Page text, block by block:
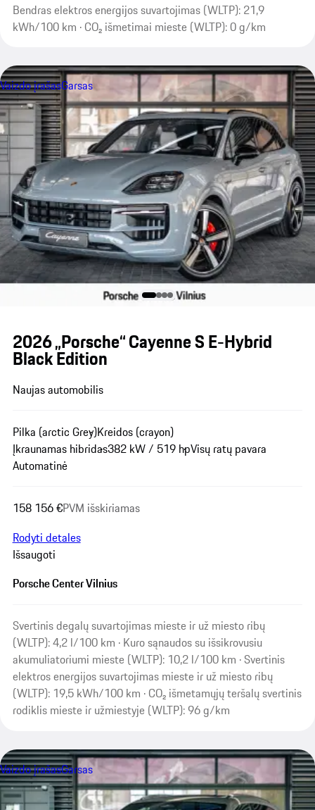
Bendras elektros energijos suvartojimas (WLTP): 21,9
kWh/100 km · CO₂ išmetimai mieste (WLTP): 0 g/km
Vaizdo įrašasGarsas
2026 „Porsche“ Cayenne S E-Hybrid
Black Edition
Naujas automobilis
Pilka (arctic Grey)Kreidos (crayon)
Įkraunamas hibridas382 kW / 519 hpVisų ratų pavara
Automatinė
158 156 €PVM išskiriamas
Rodyti detales
Išsaugoti
Porsche Center Vilnius
Svertinis degalų suvartojimas mieste ir už miesto ribų
(WLTP): 4,2 l/100 km · Kuro sąnaudos su išsikrovusiu
akumuliatoriumi mieste (WLTP): 10,2 l/100 km · Svertinis
elektros energijos suvartojimas mieste ir už miesto ribų
(WLTP): 19,5 kWh/100 km · CO₂ išmetamųjų teršalų svertinis
rodiklis mieste ir užmiestyje (WLTP): 96 g/km
Vaizdo įrašasGarsas